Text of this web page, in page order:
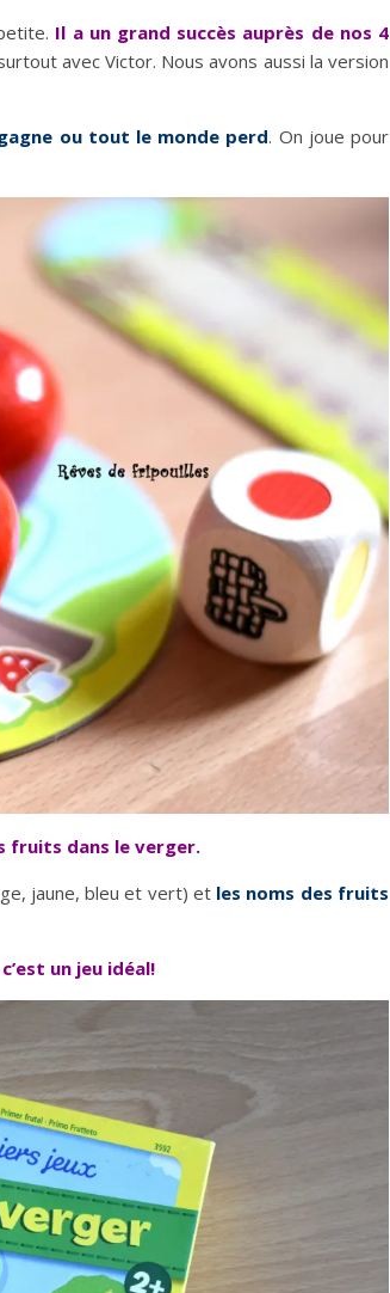
Il a un grand succès auprès de nos 4
avec Victor. Nous avons aussi la version
ou tout le monde perd. On joue pour
fruits dans le verger.
jaune, bleu et vert) etles noms des fruits
un jeu idéal!